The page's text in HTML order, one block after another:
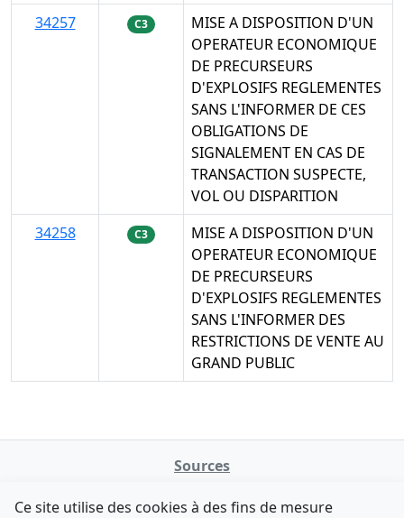
34257
C3
MISE A DISPOSITION D'UN
OPERATEUR ECONOMIQUE
DE PRECURSEURS
D'EXPLOSIFS REGLEMENTES
SANS L'INFORMER DE CES
OBLIGATIONS DE
SIGNALEMENT EN CAS DE
TRANSACTION SUSPECTE,
VOL OU DISPARITION
34258
C3
MISE A DISPOSITION D'UN
OPERATEUR ECONOMIQUE
DE PRECURSEURS
D'EXPLOSIFS REGLEMENTES
SANS L'INFORMER DES
RESTRICTIONS DE VENTE AU
GRAND PUBLIC
Sources
data.gouv.fr
Ce site utilise des cookies à des fins de mesure